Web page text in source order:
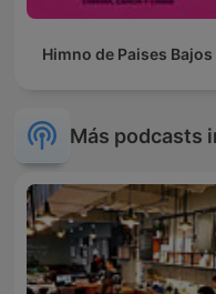
Himno de Paises Bajos
Más podcasts